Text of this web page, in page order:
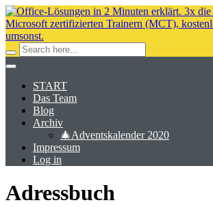
START
Das Team
Blog
Archiv
🎄Adventskalender 2020
Impressum
Log in
Adressbuch